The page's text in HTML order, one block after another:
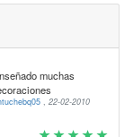
muchas
, 22-02-2010